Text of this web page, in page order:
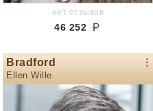
нет отзывов
46 252
Bradford
Ellen Wille